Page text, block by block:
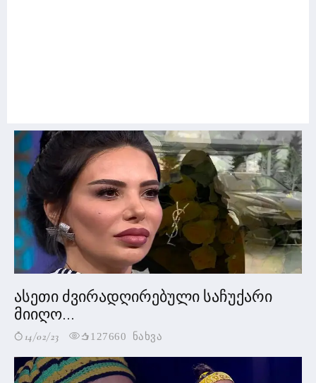
ასეთი ძვირადღირებული საჩუქარი
მიიღო...
14/02/23 127660 ნახვა